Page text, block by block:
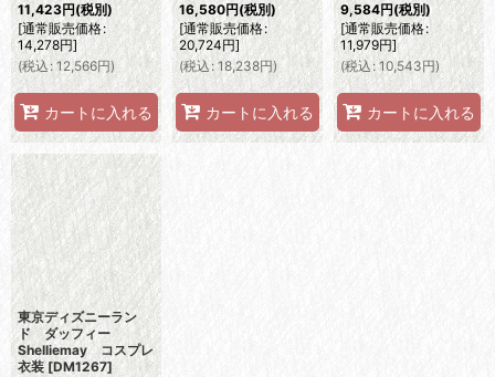
11,423円(税別)
[通常販売価格:
14,278円]
(税込: 12,566円)
カートに入れる
16,580円(税別)
[通常販売価格:
20,724円]
(税込: 18,238円)
カートに入れる
9,584円(税別)
[通常販売価格:
11,979円]
(税込: 10,543円)
カートに入れる
東京ディズニーラン
ド ダッフィー
Shelliemay コスプレ
衣装 [DM1267]